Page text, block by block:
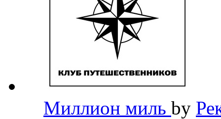
Миллион миль by